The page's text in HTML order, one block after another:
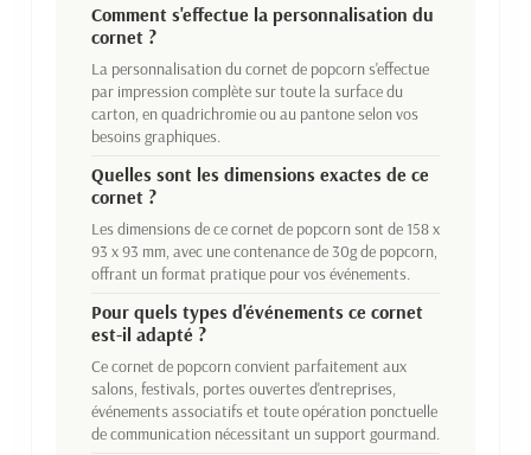
Comment s'effectue la personnalisation du
cornet ?
La personnalisation du cornet de popcorn s'effectue
par impression complète sur toute la surface du
carton, en quadrichromie ou au pantone selon vos
besoins graphiques.
Quelles sont les dimensions exactes de ce
cornet ?
Les dimensions de ce cornet de popcorn sont de 158 x
93 x 93 mm, avec une contenance de 30g de popcorn,
offrant un format pratique pour vos événements.
Pour quels types d'événements ce cornet
est-il adapté ?
Ce cornet de popcorn convient parfaitement aux
salons, festivals, portes ouvertes d'entreprises,
événements associatifs et toute opération ponctuelle
de communication nécessitant un support gourmand.